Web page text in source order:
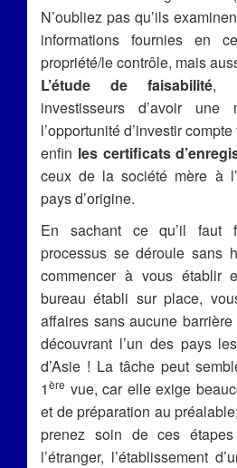
N’oubliez pas qu’ils
informations fournies en
propriété/le contrôle, mais
L’étude de faisabilité,
investisseurs d’avoir
l’opportunité d’investir
enfin les certificats
ceux de la société mère à
pays d’origine.
En sachant ce qu’il faut
processus se déroule sans
commencer à vous établir
bureau établi sur place,
affaires sans aucune
découvrant l’un des pays
d’Asie ! La tâche peut
1ère vue, car elle exige
et de préparation au
prenez soin de ces
l’étranger, l’établissement